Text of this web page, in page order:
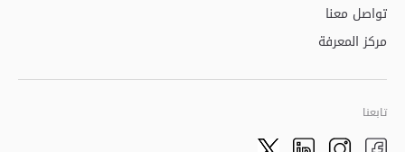
تواصل معنا
مركز المعرفة
تابعنا